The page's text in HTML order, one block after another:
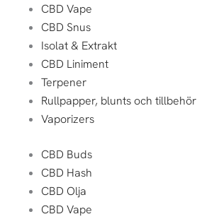
CBD Vape
CBD Snus
Isolat & Extrakt
CBD Liniment
Terpener
Rullpapper, blunts och tillbehör
Vaporizers
CBD Buds
CBD Hash
CBD Olja
CBD Vape